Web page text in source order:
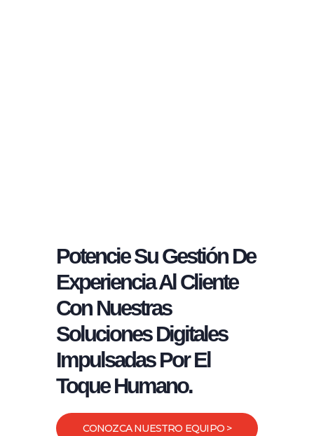
Potencie Su Gestión De
Experiencia Al Cliente
Con Nuestras
Soluciones Digitales
Impulsadas Por El
Toque Humano.
CONOZCA NUESTRO EQUIPO >